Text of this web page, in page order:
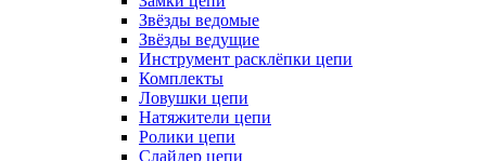
Звёзды ведомые
Звёзды ведущие
Инструмент расклёпки цепи
Комплекты
Ловушки цепи
Натяжители цепи
Ролики цепи
Слайдер цепи